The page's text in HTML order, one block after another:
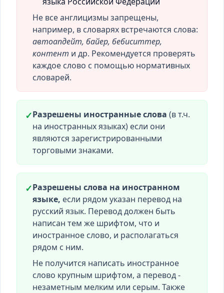
Не все англицизмы запрещены,
например, в словарях встречаются слова:
автоапдейт, байер, бебиситтер,
контент и др. Рекомендуется проверять
каждое слово с помощью нормативных
словарей.
✓Разрешены иностранные слова (в т.ч.
на иностранных языках) если они
являются зарегистрированными
торговыми знаками.
✓Разрешены слова на иностранном
языке, если рядом указан перевод на
русский язык. Перевод должен быть
написан тем же шрифтом, что и
иностранное слово, и располагаться
рядом с ним.
Не получится написать иностранное
слово крупным шрифтом, а перевод -
незаметным мелким или серым. Также